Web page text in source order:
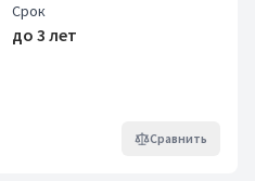
Срок
до 3 лет
Сравнить